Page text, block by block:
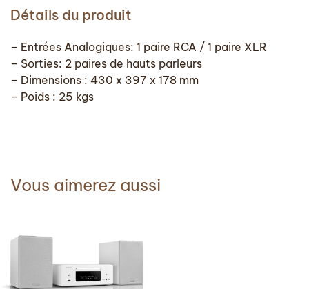
Détails du produit
– Entrées Analogiques: 1 paire RCA / 1 paire XLR
– Sorties: 2 paires de hauts parleurs
– Dimensions : 430 x 397 x 178 mm
– Poids : 25 kgs
Vous aimerez aussi